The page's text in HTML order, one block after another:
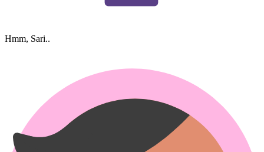
Hmm, Sari..